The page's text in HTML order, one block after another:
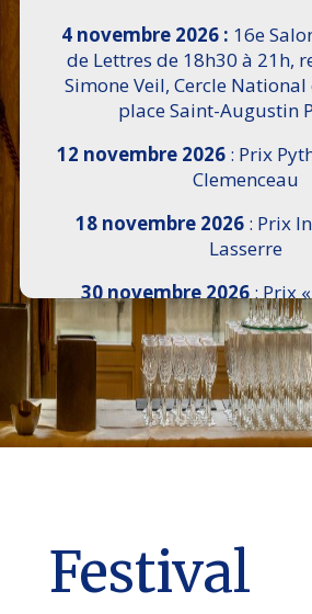
4 novembre 2026 : 16e
de Lettres de 18h30 à 21h,
Simone Veil, Cercle National
place Saint-Augustin
12 novembre 2026: Prix
Clemenceau
18 novembre 2026: Prix
Lasserre
30 novembre 2026: Prix
Rives » I Scemi Astutti
7 décembre 2026 :16e Salon
18h30 à 21h, remise du
Cercle National des
Augustin Paris
Festival